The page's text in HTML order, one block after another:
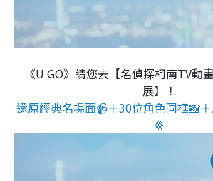
《U GO》請您去【名偵探柯南TV動
展】！
還原經典名場面📹＋30位角色同框📸
🍿